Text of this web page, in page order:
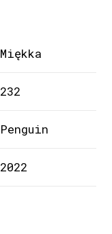
Miękka
232
Penguin
2022